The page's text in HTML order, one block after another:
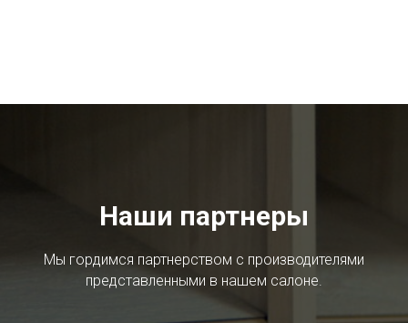
Наши партнеры
Мы гордимся партнерством с производителями
представленными в нашем салоне.